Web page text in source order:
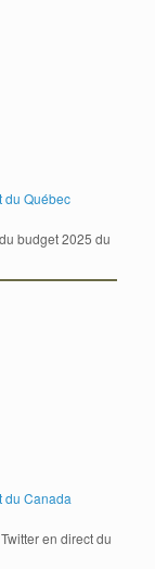
du Québec
budget 2025 du
du Canada
en direct du